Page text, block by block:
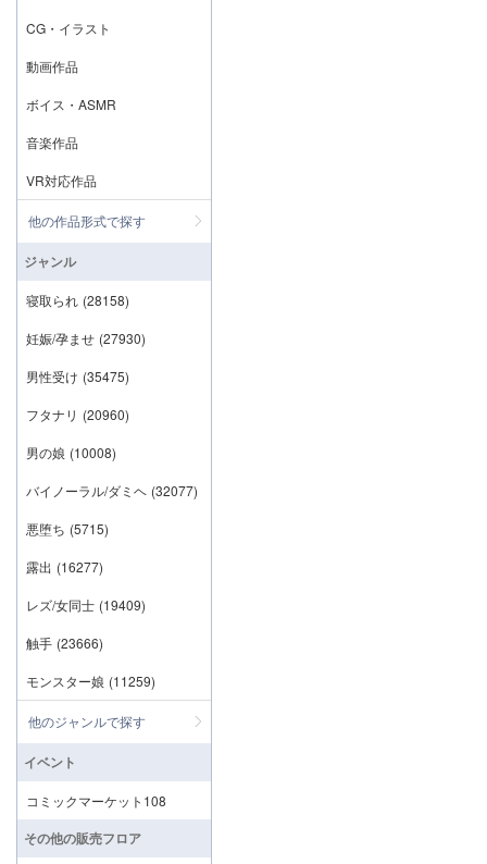
CG・イラスト
動画作品
ボイス・ASMR
音楽作品
VR対応作品
他の作品形式で探す
ジャンル
寝取られ (28158)
妊娠/孕ませ (27930)
男性受け (35475)
フタナリ (20960)
男の娘 (10008)
バイノーラル/ダミヘ (32077)
悪堕ち (5715)
露出 (16277)
レズ/女同士 (19409)
触手 (23666)
モンスター娘 (11259)
他のジャンルで探す
イベント
コミックマーケット108
その他の販売フロア